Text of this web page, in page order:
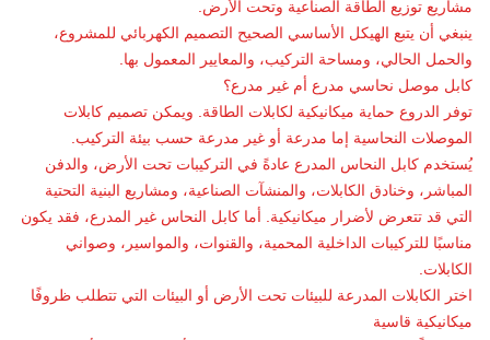
مشاريع توزيع الطاقة الصناعية وتحت الأرض.
ينبغي أن يتبع الهيكل الأساسي الصحيح التصميم الكهربائي للمشروع،
والحمل الحالي، ومساحة التركيب، والمعايير المعمول بها.
كابل موصل نحاسي مدرع أم غير مدرع؟
توفر الدروع حماية ميكانيكية لكابلات الطاقة. ويمكن تصميم كابلات
الموصلات النحاسية إما مدرعة أو غير مدرعة حسب بيئة التركيب.
يُستخدم كابل النحاس المدرع عادةً في التركيبات تحت الأرض، والدفن
المباشر، وخنادق الكابلات، والمنشآت الصناعية، ومشاريع البنية التحتية
التي قد تتعرض لأضرار ميكانيكية. أما كابل النحاس غير المدرع، فقد يكون
مناسبًا للتركيبات الداخلية المحمية، والقنوات، والمواسير، وصواني
الكابلات.
اختر الكابلات المدرعة للبيئات تحت الأرض أو البيئات التي تتطلب ظروفًا
ميكانيكية قاسية